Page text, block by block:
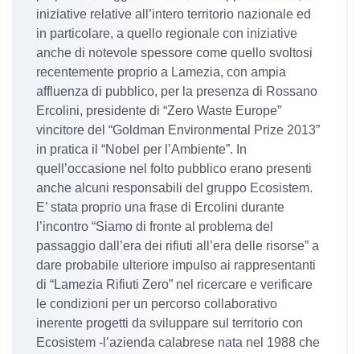
iniziative relative all’intero territorio nazionale ed
in particolare, a quello regionale con iniziative
anche di notevole spessore come quello svoltosi
recentemente proprio a Lamezia, con ampia
affluenza di pubblico, per la presenza di Rossano
Ercolini, presidente di “Zero Waste Europe”
vincitore del “Goldman Environmental Prize 2013”
in pratica il “Nobel per l’Ambiente”. In
quell’occasione nel folto pubblico erano presenti
anche alcuni responsabili del gruppo Ecosistem.
E’ stata proprio una frase di Ercolini durante
l’incontro “Siamo di fronte al problema del
passaggio dall’era dei rifiuti all’era delle risorse” a
dare probabile ulteriore impulso ai rappresentanti
di “Lamezia Rifiuti Zero” nel ricercare e verificare
le condizioni per un percorso collaborativo
inerente progetti da sviluppare sul territorio con
Ecosistem -l’azienda calabrese nata nel 1988 che